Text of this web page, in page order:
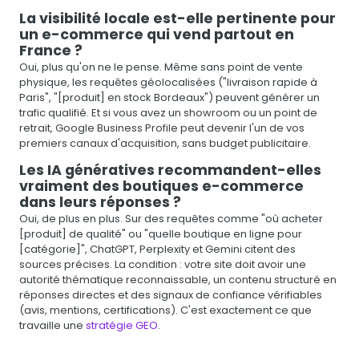
La visibilité locale est-elle pertinente pour
un e-commerce qui vend partout en
France ?
Oui, plus qu'on ne le pense. Même sans point de vente
physique, les requêtes géolocalisées ("livraison rapide à
Paris", "[produit] en stock Bordeaux") peuvent générer un
trafic qualifié. Et si vous avez un showroom ou un point de
retrait, Google Business Profile peut devenir l'un de vos
premiers canaux d'acquisition, sans budget publicitaire.
Les IA génératives recommandent-elles
vraiment des boutiques e-commerce
dans leurs réponses ?
Oui, de plus en plus. Sur des requêtes comme "où acheter
[produit] de qualité" ou "quelle boutique en ligne pour
[catégorie]", ChatGPT, Perplexity et Gemini citent des
sources précises. La condition : votre site doit avoir une
autorité thématique reconnaissable, un contenu structuré en
réponses directes et des signaux de confiance vérifiables
(avis, mentions, certifications). C'est exactement ce que
travaille une stratégie GEO.